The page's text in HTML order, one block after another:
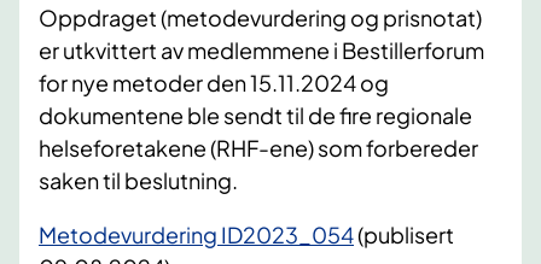
Oppdraget (metodevurdering og prisnotat)
er utkvittert av medlemmene i Bestillerforum
for nye metoder den 15.11.2024 og
dokumentene ble sendt til de fire regionale
helseforetakene (RHF-ene) som forbereder
saken til beslutning.
Metodevurdering ID2023_054(publisert